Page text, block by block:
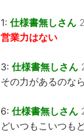
1: 仕様書無しさん
営業力はない
3: 仕様書無しさん
その力があるのなら
6: 仕様書無しさん
どいつもこいつも